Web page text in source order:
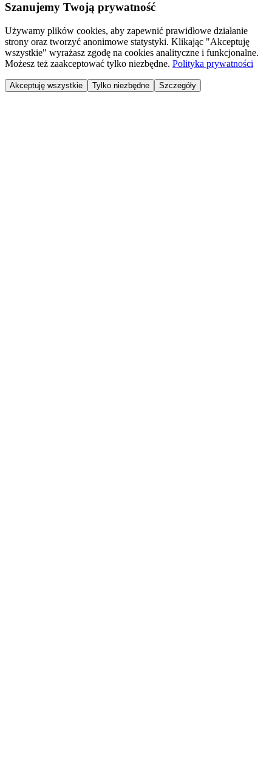
Szanujemy Twoją prywatność
Używamy plików cookies, aby zapewnić prawidłowe działanie
strony oraz tworzyć anonimowe statystyki. Klikając "Akceptuję
wszystkie" wyrażasz zgodę na cookies analityczne i funkcjonalne.
Możesz też zaakceptować tylko niezbędne. Polityka prywatności
Akceptuję wszystkie Tylko niezbędne Szczegóły